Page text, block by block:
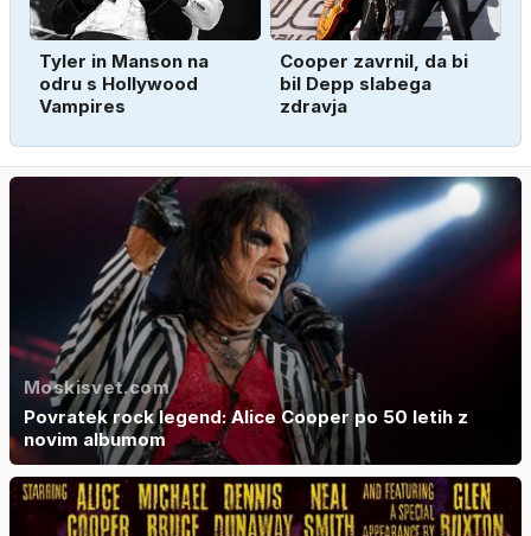
Tyler in Manson na
odru s Hollywood
Vampires
Cooper zavrnil, da bi
bil Depp slabega
zdravja
Moskisvet.com
Povratek rock legend: Alice Cooper po 50 letih z
novim albumom